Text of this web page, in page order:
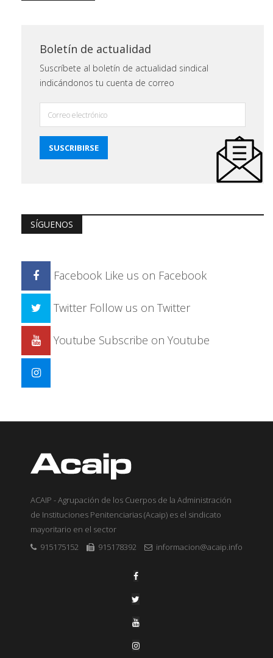
Boletín de actualidad
Suscríbete al boletín de actualidad sindical
indicándonos tu cuenta de correo
SÍGUENOS
Facebook Like us on Facebook
Twitter Follow us on Twitter
Youtube Subscribe on Youtube
ACAIP - Agrupación de los Cuerpos de la Administración
de Instituciones Penitenciarias (Acaip) es el sindicato
mayoritario en el sector
915175152
915178392 informacion@acaip.info